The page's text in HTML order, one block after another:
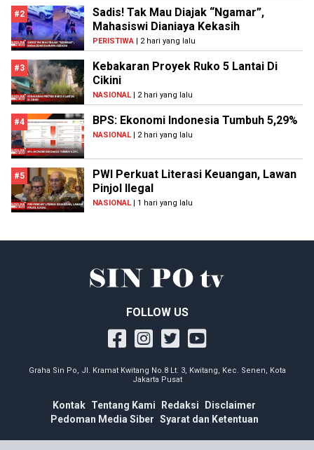
#2
Sadis! Tak Mau Diajak “Ngamar”,
Mahasiswi Dianiaya Kekasih
PERISTIWA | 2 hari yang lalu
#3
Kebakaran Proyek Ruko 5 Lantai Di
Cikini
NASIONAL | 2 hari yang lalu
#4 BPS: Ekonomi Indonesia Tumbuh 5,29%
NASIONAL | 2 hari yang lalu
#5
PWI Perkuat Literasi Keuangan, Lawan
Pinjol Ilegal
NASIONAL | 1 hari yang lalu
FOLLOW US
Graha Sin Po, Jl. Kramat Kwitang No.8 Lt. 3, Kwitang, Kec. Senen, Kota
Jakarta Pusat
Kontak Tentang Kami Redaksi
Disclaimer
Pedoman Media Siber Syarat dan Ketentuan